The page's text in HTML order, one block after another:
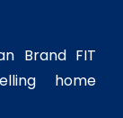
Brand FIT
home